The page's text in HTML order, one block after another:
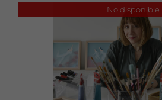
No disponible